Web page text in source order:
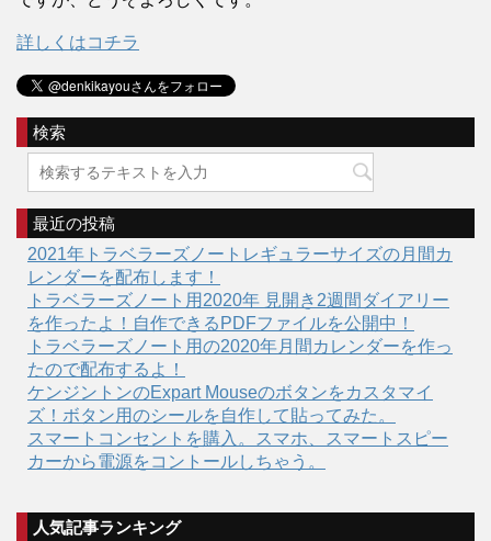
詳しくはコチラ
検索
最近の投稿
2021年トラベラーズノートレギュラーサイズの月間カ
レンダーを配布します！
トラベラーズノート用2020年 見開き2週間ダイアリー
を作ったよ！自作できるPDFファイルを公開中！
トラベラーズノート用の2020年月間カレンダーを作っ
たので配布するよ！
ケンジントンのExpart Mouseのボタンをカスタマイ
ズ！ボタン用のシールを自作して貼ってみた。
スマートコンセントを購入。スマホ、スマートスピー
カーから電源をコントールしちゃう。
人気記事ランキング